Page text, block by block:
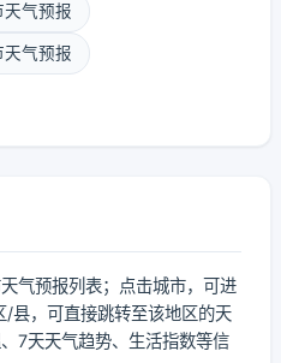
天气预报
天气预报
气预报列表；点击城市，可进
县，可直接跳转至该地区的天
7天天气趋势、生活指数等信